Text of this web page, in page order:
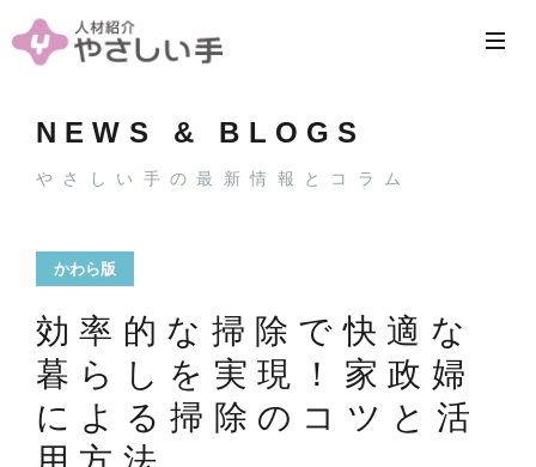
NEWS & BLOGS
やさしい手の最新情報とコラム
かわら版
効率的な掃除で快適な
暮らしを実現！家政婦
による掃除のコツと活